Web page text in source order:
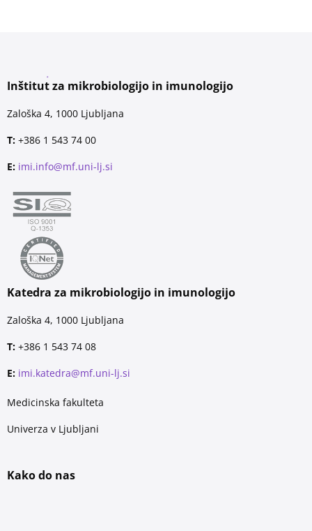
Inštitut za mikrobiologijo in imunologijo
Zaloška 4, 1000 Ljubljana
T: +386 1 543 74 00
E: imi.info@mf.uni-lj.si
Katedra za mikrobiologijo in imunologijo
Zaloška 4, 1000 Ljubljana
T: +386 1 543 74 08
E: imi.katedra@mf.uni-lj.si
Medicinska fakulteta
Univerza v Ljubljani
Kako do nas